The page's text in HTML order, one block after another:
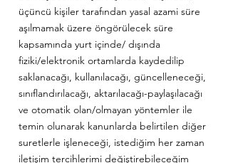
üçüncü kişiler tarafından yasal azami süre
aşılmamak üzere öngörülecek süre
kapsamında yurt içinde/ dışında
fiziki/elektronik ortamlarda kaydedilip
saklanacağı, kullanılacağı, güncelleneceği,
sınıflandırılacağı, aktarılacağı-paylaşılacağı
ve otomatik olan/olmayan yöntemler ile
temin olunarak kanunlarda belirtilen diğer
suretlerle işleneceği, istediğim her zaman
iletişim tercihlerimi değiştirebileceğim